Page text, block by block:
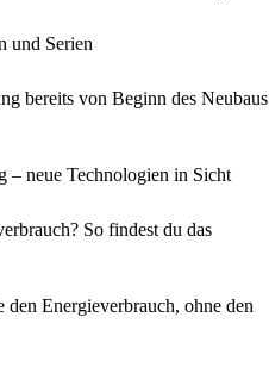
und Serien
bereits von Beginn des Neubaus
– neue Technologien in Sicht
So findest du das
Energieverbrauch, ohne den